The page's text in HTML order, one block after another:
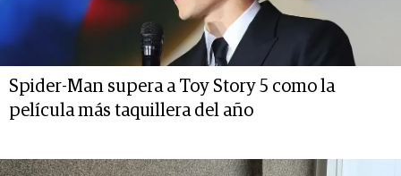
Spider-Man supera a Toy Story 5 como la
película más taquillera del año